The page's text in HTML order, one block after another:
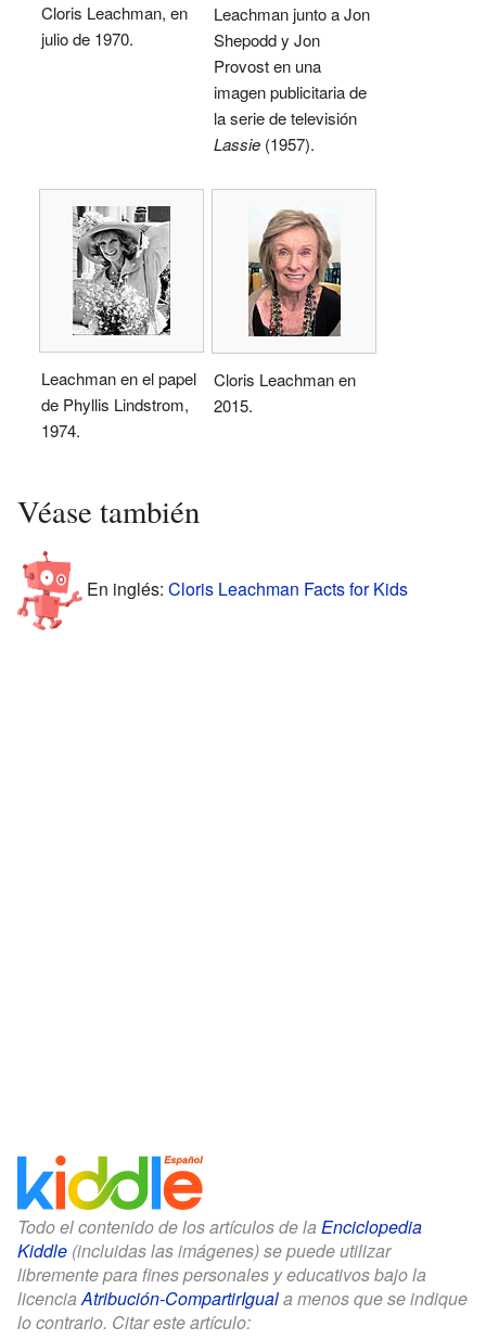
Cloris Leachman, en
julio de 1970.
Leachman junto a Jon
Shepodd y Jon
Provost en una
imagen publicitaria de
la serie de televisión
Lassie (1957).
Leachman en el papel
de Phyllis Lindstrom,
1974.
Cloris Leachman en
2015.
Véase también
En inglés: Cloris Leachman Facts for Kids
Todo el contenido de los artículos de la Enciclopedia
Kiddle (incluidas las imágenes) se puede utilizar
libremente para fines personales y educativos bajo la
licenciaAtribución-CompartirIguala menos que se indique
lo contrario. Citar este artículo: